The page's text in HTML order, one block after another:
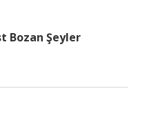
Bozan Şeyler